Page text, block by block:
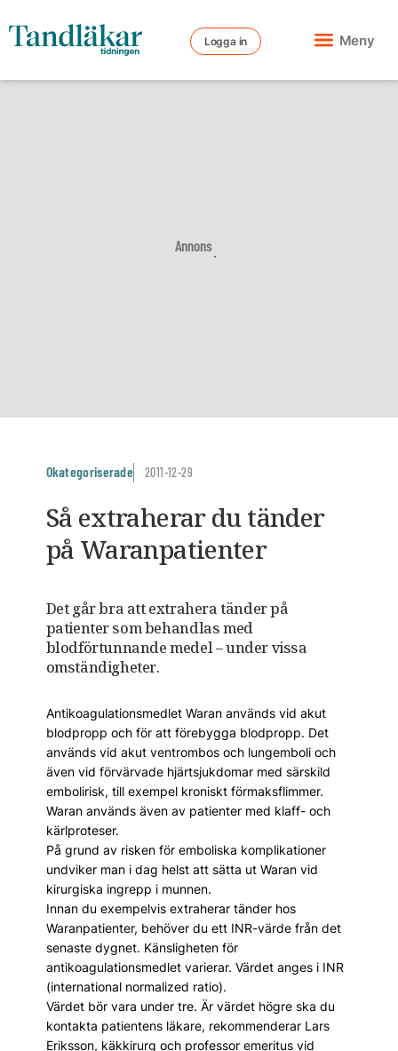
Logga in Meny
Annons
Okategoriserade 2011-12-29
Så extraherar du tänder
på Waranpatienter
Det går bra att extrahera tänder på
patienter som behandlas med
blodförtunnande medel – under vissa
omständigheter.
Antikoagulationsmedlet Waran används vid akut
blodpropp och för att förebygga blodpropp. Det
används vid akut ventrombos och lungemboli och
även vid förvärvade hjärtsjukdomar med särskild
embolirisk, till exempel kroniskt förmaksflimmer.
Waran används även av patienter med klaff- och
kärlproteser.
På grund av risken för emboliska komplikationer
undviker man i dag helst att sätta ut Waran vid
kirurgiska ingrepp i munnen.
Innan du exempelvis extraherar tänder hos
Waranpatienter, behöver du ett INR-värde från det
senaste dygnet. Känsligheten för
antikoagulationsmedlet varierar. Värdet anges i INR
(international normalized ratio).
Värdet bör vara under tre. Är värdet högre ska du
kontakta patientens läkare, rekommenderar Lars
Eriksson, käkkirurg och professor emeritus vid